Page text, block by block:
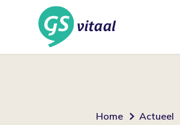
Home Actueel